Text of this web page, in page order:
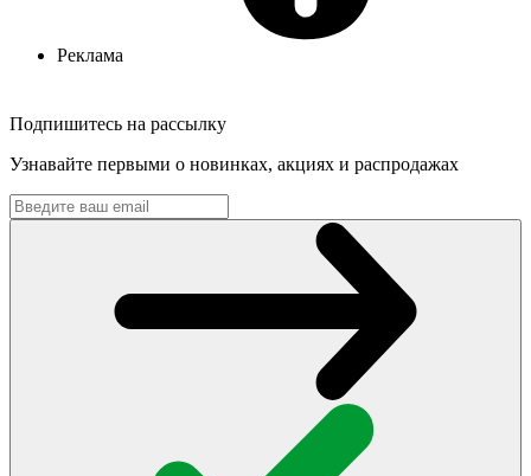
Реклама
Подпишитесь на рассылку
Узнавайте первыми о новинках, акциях и распродажах